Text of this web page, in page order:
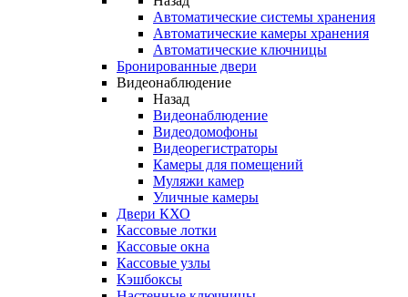
Автоматические системы хранения
Автоматические камеры хранения
Автоматические ключницы
Бронированные двери
Видеонаблюдение
Назад
Видеонаблюдение
Видеодомофоны
Видеорегистраторы
Камеры для помещений
Муляжи камер
Уличные камеры
Двери КХО
Кассовые лотки
Кассовые окна
Кассовые узлы
Кэшбоксы